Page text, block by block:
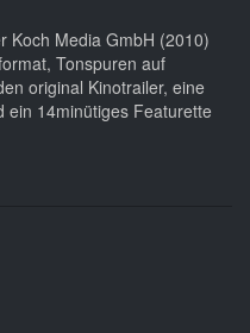
Koch Media GmbH (2010)
Tonspuren auf
original Kinotrailer, eine
ein 14minütiges Featurette